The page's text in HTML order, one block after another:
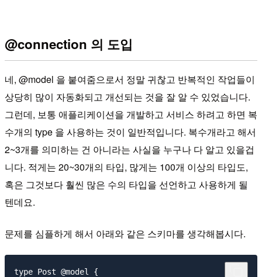
@connection 의 도입
네, @model 을 붙여줌으로서 정말 귀찮고 반복적인 작업들이
상당히 많이 자동화되고 개선되는 것을 잘 알 수 있었습니다.
그런데, 보통 애플리케이션을 개발하고 서비스 하려고 하면 복
수개의 type 을 사용하는 것이 일반적입니다. 복수개라고 해서
2~3개를 의미하는 건 아니라는 사실을 누구나 다 알고 있을겁
니다. 적게는 20~30개의 타입, 많게는 100개 이상의 타입도,
혹은 그것보다 훨씬 많은 수의 타입을 선언하고 사용하게 될
텐데요.
문제를 심플하게 해서 아래와 같은 스키마를 생각해봅시다.
type Post @model {